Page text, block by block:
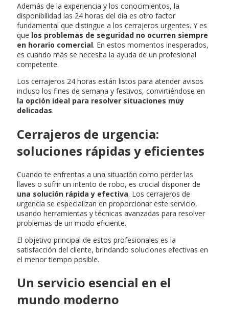
Además de la experiencia y los conocimientos, la
disponibilidad las 24 horas del día es otro factor
fundamental que distingue a los cerrajeros urgentes. Y es
que los problemas de seguridad no ocurren siempre
en horario comercial. En estos momentos inesperados,
es cuando más se necesita la ayuda de un profesional
competente.
Los cerrajeros 24 horas están listos para atender avisos
incluso los fines de semana y festivos, convirtiéndose en
la opción ideal para resolver situaciones muy
delicadas.
Cerrajeros de urgencia:
soluciones rápidas y eficientes
Cuando te enfrentas a una situación como perder las
llaves o sufrir un intento de robo, es crucial disponer de
una solución rápida y efectiva. Los cerrajeros de
urgencia se especializan en proporcionar este servicio,
usando herramientas y técnicas avanzadas para resolver
problemas de un modo eficiente.
El objetivo principal de estos profesionales es la
satisfacción del cliente, brindando soluciones efectivas en
el menor tiempo posible.
Un servicio esencial en el
mundo moderno